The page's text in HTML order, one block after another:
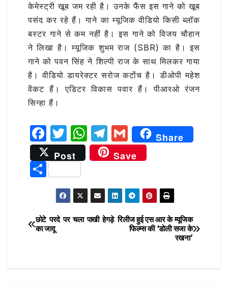
केमेस्ट्री खूब जम रही है। उनके फैंस इस गाने को खूब
पसंद कर रहे हैं। गाने का म्यूजिक वीडियो किसी ब्लॉक
बस्टर गाने से कम नहीं है। इस गाने को विजय चौहान
ने लिखा है। म्यूजिक शुभम राज (SBR) का है। इस
गाने को पवन सिंह ने शिल्पी राज के साथ मिलकर गाया
है। वीडियो डायरेक्टर सरोज कटोंच है। डीओपी महेश
वेंकट हैं। एडिटर विकास पवार हैं। पीआरओ रंजन
सिन्हा हैं।
F
a
c
e
b
o
o
T
w
it
te
r
W
h
at
A
p
T
el
e
ra
m
G
m
ai
Share
Post
Save
S
h
ar
e
Post
रिलीज हुई एस आर के म्यूजिक
फिल्म्स की ‘डोली सजा के
रखना’
छोटे परदे पर चला पाखी हेगड़े
का जादू